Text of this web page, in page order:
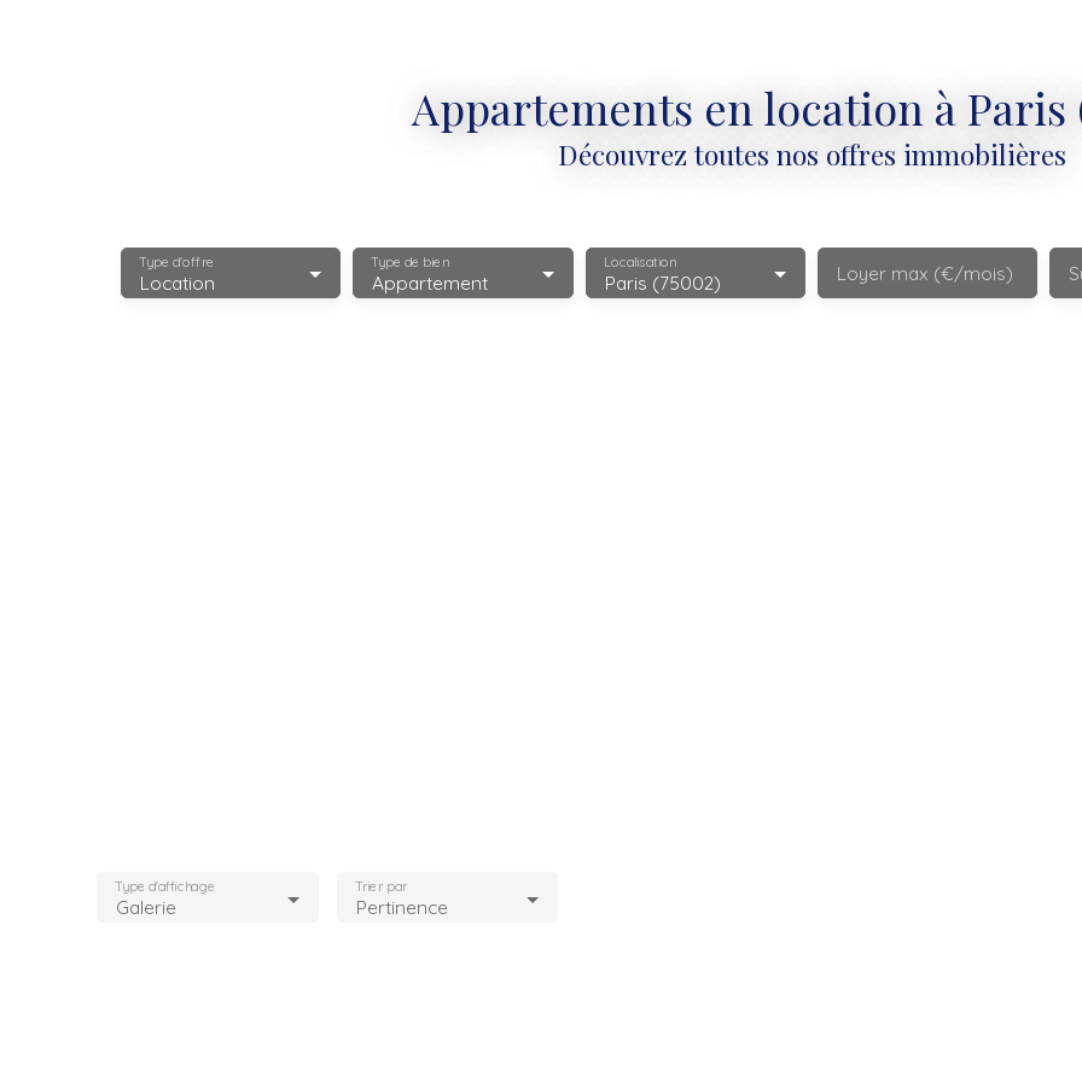
Appartements en location à Paris
Découvrez toutes nos offres immobilières
Location
Type d'offre
Appartement
Type de bien
Paris (75002)
Localisation Loyer max (€/mois)
Galerie
Type d'affichage
Pertinence
Trier par